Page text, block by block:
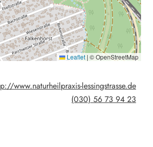
Leaflet | © OpenStreetMap
www.naturheilpraxis-lessingstrasse.de
(030) 56 73 94 23